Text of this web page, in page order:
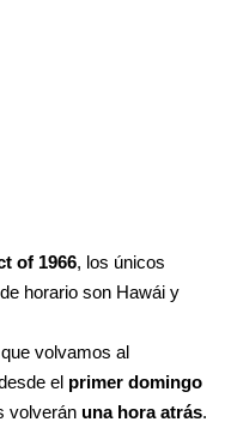
of 1966, los únicos
horario son Hawái y
volvamos al
el primer domingo
volverán una hora atrás.